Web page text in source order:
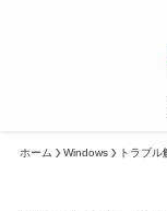
ホーム Windows トラブル